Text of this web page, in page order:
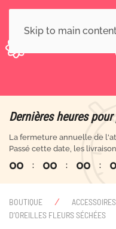
Skip to main
Dernières heures
La fermeture annuelle de
Passé cette date, les
00 : 00 : 00 : 0
BOUTIQUE
D’OREILLES FLEURS SÉCHÉES